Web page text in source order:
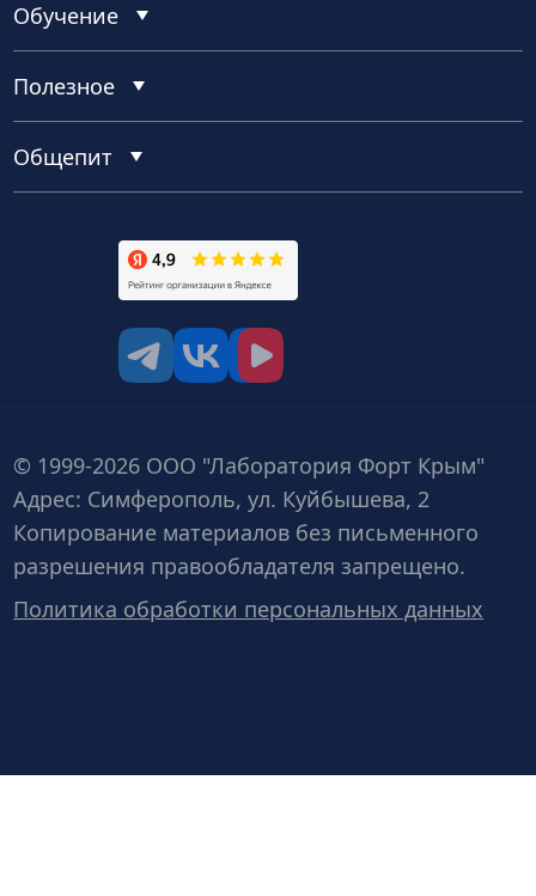
Обучение
Полезное
Общепит
© 1999-2026 ООО "Лаборатория Форт Крым"
Адрес: Симферополь, ул. Куйбышева, 2
Копирование материалов без письменного
разрешения правообладателя запрещено.
Политика обработки персональных данных